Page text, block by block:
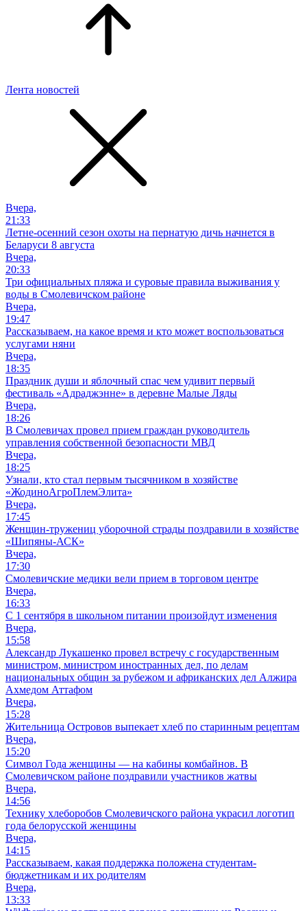
Лента новостей
Вчера,
21:33
Летне-осенний сезон охоты на пернатую дичь начнется в
Беларуси 8 августа
Вчера,
20:33
Три официальных пляжа и суровые правила выживания у
воды в Смолевичском районе
Вчера,
19:47
Рассказываем, на какое время и кто может воспользоваться
услугами няни
Вчера,
18:35
Праздник души и яблочный спас чем удивит первый
фестиваль «Адраджэнне» в деревне Малые Ляды
Вчера,
18:26
В Смолевичах провел прием граждан руководитель
управления собственной безопасности МВД
Вчера,
18:25
Узнали, кто стал первым тысячником в хозяйстве
«ЖодиноАгроПлемЭлита»
Вчера,
17:45
Женщин-тружениц уборочной страды поздравили в хозяйстве
«Шипяны-АСК»
Вчера,
17:30
Смолевичские медики вели прием в торговом центре
Вчера,
16:33
С 1 сентября в школьном питании произойдут изменения
Вчера,
15:58
Александр Лукашенко провел встречу с государственным
министром, министром иностранных дел, по делам
национальных общин за рубежом и африканских дел Алжира
Ахмедом Аттафом
Вчера,
15:28
Жительница Островов выпекает хлеб по старинным рецептам
Вчера,
15:20
Символ Года женщины — на кабины комбайнов. В
Смолевичском районе поздравили участников жатвы
Вчера,
14:56
Технику хлеборобов Смолевичского района украсил логотип
года белорусской женщины
Вчера,
14:15
Рассказываем, какая поддержка положена студентам-
бюджетникам и их родителям
Вчера,
13:33